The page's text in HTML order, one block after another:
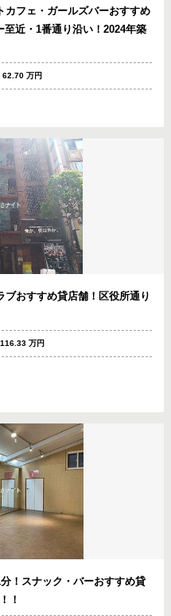
カフェ・ガールズバーおすすめ
近・1番通り沿い！2024年築
62.70 万円
ブおすすめ貸店舗！区役所通り
116.33 万円
！スナック・バーおすすめ貸
！